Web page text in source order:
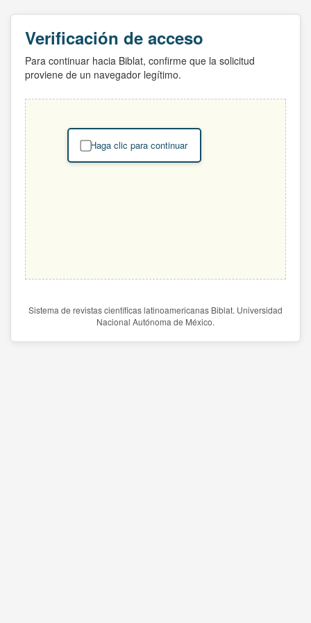
Verificación de acceso
Para continuar hacia Biblat, confirme que la solicitud
proviene de un navegador legítimo.
Haga clic para continuar
Sistema de revistas científicas latinoamericanas Biblat. Universidad
Nacional Autónoma de México.